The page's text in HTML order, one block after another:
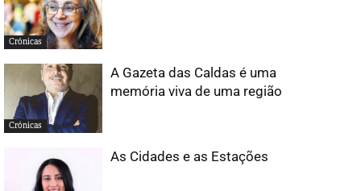
Crónicas
Crónicas
A Gazeta das Caldas é uma
memória viva de uma região
As Cidades e as Estações